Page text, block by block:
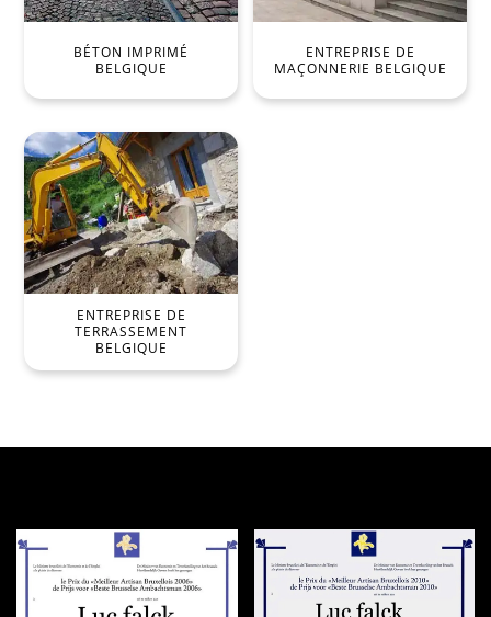
BÉTON IMPRIMÉ
BELGIQUE
ENTREPRISE DE
MAÇONNERIE BELGIQUE
ENTREPRISE DE
TERRASSEMENT
BELGIQUE